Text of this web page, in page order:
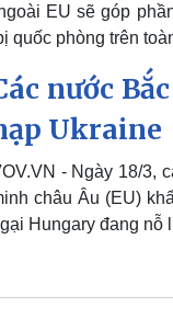
EU sẽ góp
quốc phòng trên
nước
Ukraine
- Ngày 18/3,
châu Âu (EU)
Hungary đang nỗ